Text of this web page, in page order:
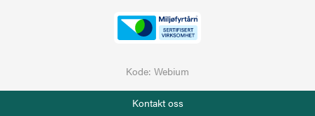
Kode: Webium
Kontakt oss